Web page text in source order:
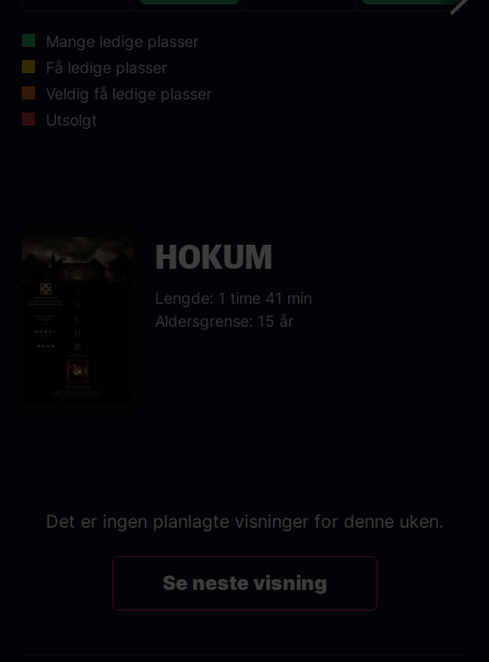
Mange ledige plasser
Få ledige plasser
Veldig få ledige plasser
Utsolgt
HOKUM
Lengde: 1 time 41 min
Aldersgrense: 15 år
Det er ingen planlagte visninger for denne uken.
Se neste visning